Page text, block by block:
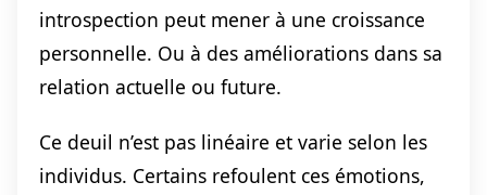
introspection peut mener à une croissance
personnelle. Ou à des améliorations dans sa
relation actuelle ou future.
Ce deuil n’est pas linéaire et varie selon les
individus. Certains refoulent ces émotions,